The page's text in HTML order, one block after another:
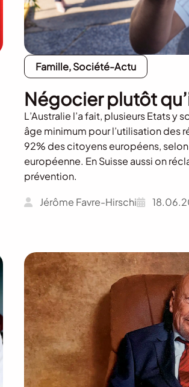
Famille, Société-Actu
Négocier plutôt
L’Australie l’a fait, plusieurs Etats
âge minimum pour l’utilisation des
92% des citoyens européens,
européenne. En Suisse aussi on
prévention.
Jérôme Favre-Hirschi